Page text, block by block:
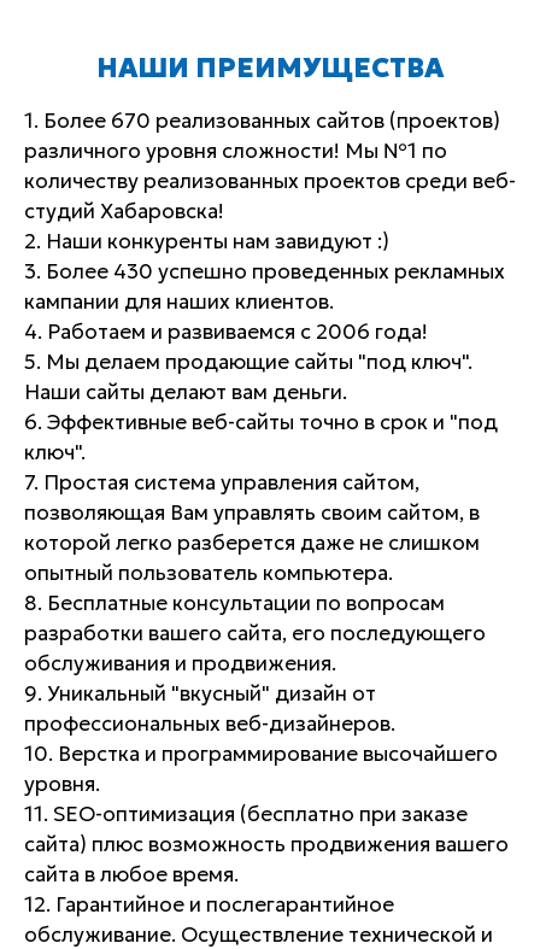
НАШИ ПРЕИМУЩЕСТВА
1. Более 670 реализованных сайтов (проектов)
различного уровня сложности! Мы №1 по
количеству реализованных проектов среди веб-
студий Хабаровска!
2. Наши конкуренты нам завидуют :)
3. Более 430 успешно проведенных рекламных
кампании для наших клиентов.
4. Работаем и развиваемся с 2006 года!
5. Мы делаем продающие сайты "под ключ".
Наши сайты делают вам деньги.
6. Эффективные веб-сайты точно в срок и "под
ключ".
7. Простая система управления сайтом,
позволяющая Вам управлять своим сайтом, в
которой легко разберется даже не слишком
опытный пользователь компьютера.
8. Бесплатные консультации по вопросам
разработки вашего сайта, его последующего
обслуживания и продвижения.
9. Уникальный "вкусный" дизайн от
профессиональных веб-дизайнеров.
10. Верстка и программирование высочайшего
уровня.
11. SEO-оптимизация (бесплатно при заказе
сайта) плюс возможность продвижения вашего
сайта в любое время.
12. Гарантийное и послегарантийное
обслуживание. Осуществление технической и